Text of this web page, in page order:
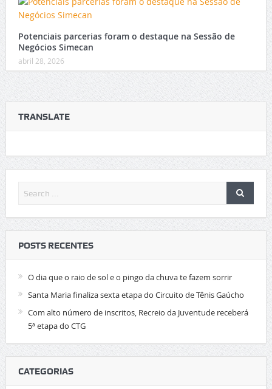
Potenciais parcerias foram o destaque na Sessão de
Negócios Simecan
abril 28, 2026
TRANSLATE
POSTS RECENTES
O dia que o raio de sol e o pingo da chuva te fazem sorrir
Santa Maria finaliza sexta etapa do Circuito de Tênis Gaúcho
Com alto número de inscritos, Recreio da Juventude receberá
5ª etapa do CTG
CATEGORIAS